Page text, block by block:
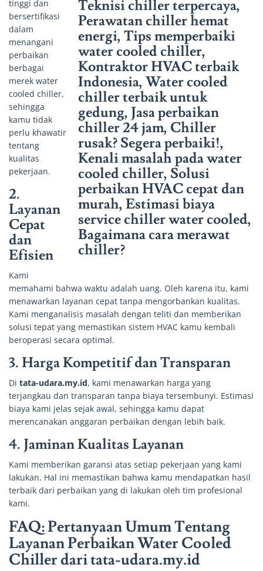
tinggi dan
bersertifikasi
dalam
menangani
perbaikan
berbagai
merek water
cooled chiller,
sehingga
kamu tidak
perlu khawatir
tentang
kualitas
pekerjaan.
2.
Layanan
Cepat
dan
Efisien
Kami
memahami bahwa waktu adalah uang. Oleh karena itu, kami
menawarkan layanan cepat tanpa mengorbankan kualitas.
Kami menganalisis masalah dengan teliti dan memberikan
solusi tepat yang memastikan sistem HVAC kamu kembali
beroperasi secara optimal.
3. Harga Kompetitif dan Transparan
Di tata-udara.my.id, kami menawarkan harga yang
terjangkau dan transparan tanpa biaya tersembunyi. Estimasi
biaya kami jelas sejak awal, sehingga kamu dapat
merencanakan anggaran perbaikan dengan lebih baik.
4. Jaminan Kualitas Layanan
Kami memberikan garansi atas setiap pekerjaan yang kami
lakukan. Hal ini memastikan bahwa kamu mendapatkan hasil
terbaik dari perbaikan yang di lakukan oleh tim profesional
kami.
FAQ: Pertanyaan Umum Tentang
Layanan Perbaikan Water Cooled
Chiller dari tata-udara.my.id